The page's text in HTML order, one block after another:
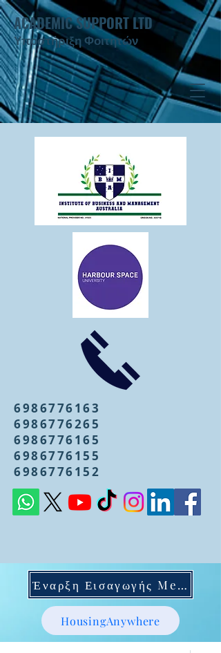
6986776163
6986776265
6986776165
6986776155
6986776152
ACADEMIC SUPPORT LTD
Υποστήριξη Φοιτητών ​
Έναρξη Εισαγωγής Mentoring
HousingAnywhere